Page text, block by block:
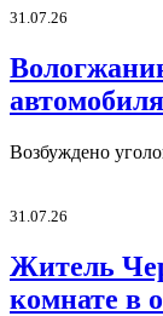
31.07.26
Возбуждено
31.07.26
Житель
комнате в